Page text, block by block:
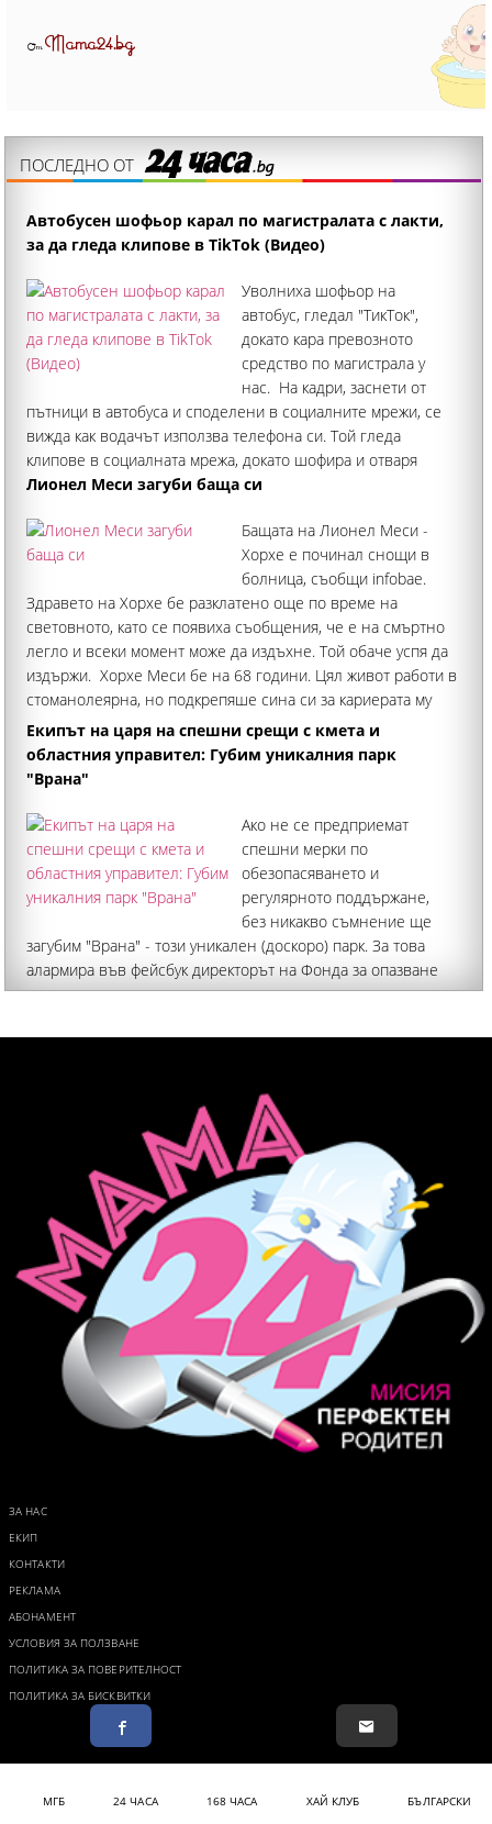
ОтMama24.bg
ПОСЛЕДНО ОТ
Автобусен шофьор карал по магистралата с лакти,
за да гледа клипове в TikTok (Видео)
Уволниха шофьор на
автобус, гледал "ТикТок",
докато кара превозното
средство по магистрала у
нас. На кадри, заснети от
пътници в автобуса и споделени в социалните мрежи, се
вижда как водачът използва телефона си. Той гледа
клипове в социалната мрежа, докато шофира и отваря
известия. Вижда се как водачът "подпира" волана с лакти
Лионел Меси загуби баща си
Бащата на Лионел Меси -
Хорхе е починал снощи в
болница, съобщи infobae.
Здравето на Хорхе бе разклатено още по време на
световното, като се появиха съобщения, че е на смъртно
легло и всеки момент може да издъхне. Той обаче успя да
издържи. Хорхе Меси бе на 68 години. Цял живот работи в
стоманолеярна, но подкрепяше сина си за кариерата му
Екипът на царя на спешни срещи с кмета и
областния управител: Губим уникалния парк
"Врана"
Ако не се предприемат
спешни мерки по
обезопасяването и
регулярното поддържане,
без никакво съмнение ще
загубим "Врана" - този уникален (доскоро) парк. За това
алармира във фейсбук директорът на Фонда за опазване
на историческото наследство "Цар Борис III и Царица
Симеон II са се срещнали
ЗА НАС
ЕКИП
КОНТАКТИ
РЕКЛАМА
АБОНАМЕНТ
УСЛОВИЯ ЗА ПОЛЗВАНЕ
ПОЛИТИКА ЗА ПОВЕРИТЕЛНОСТ
ПОЛИТИКА ЗА БИСКВИТКИ
МГБ 24 ЧАСА 168 ЧАСА ХАЙ КЛУБ
БЪЛГАРСКИ